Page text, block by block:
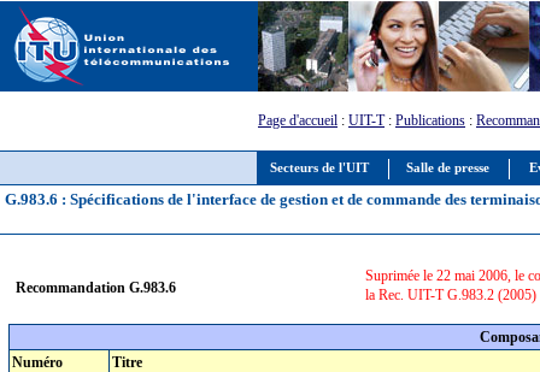
Secteurs de l'UIT Salle de presse
Page d'accueil : UIT-T: Publications :
G.983.6 : Spécifications de l'interface de gestion et de commande des
Recommandation G.983.6
Suprimée le 22 mai 2006, le
la Rec. UIT-T G.983.2 (2005)
Numéro
Titre